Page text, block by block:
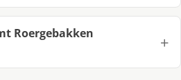
Roergebakken